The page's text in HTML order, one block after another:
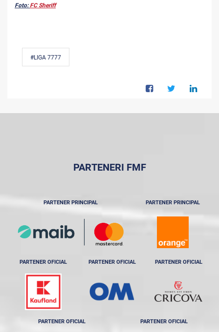
Foto:FC Sheriff
#LIGA 7777
PARTENERI FMF
PARTENER PRINCIPAL PARTENER PRINCIPAL
PARTENER OFICIAL PARTENER OFICIAL PARTENER OFICIAL
PARTENER OFICIAL PARTENER OFICIAL